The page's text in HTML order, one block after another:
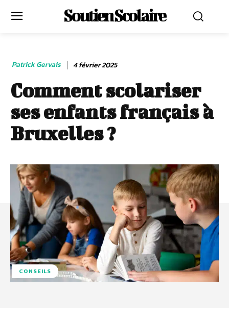
Soutien Scolaire
Patrick Gervais 4 février 2025
Comment scolariser
ses enfants français à
Bruxelles ?
CONSEILS